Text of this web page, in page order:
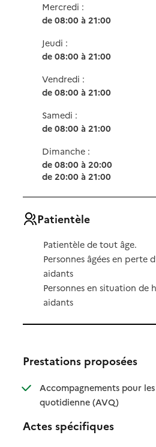
Mercredi :
de 08:00 à 21:00
Jeudi :
de 08:00 à 21:00
Vendredi :
de 08:00 à 21:00
Samedi :
de 08:00 à 21:00
Dimanche :
de 08:00 à 20:00
de 20:00 à 21:00
Patientèle
Patientèle de tout âge.
Personnes âgées en perte
aidants
Personnes en situation de
aidants
Prestations proposées
Accompagnements pour
quotidienne (AVQ): disponible
: non
Actes spécifiques